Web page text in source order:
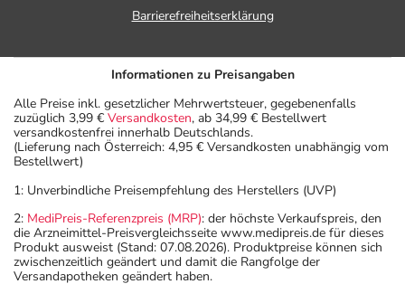
Barrierefreiheitserklärung
Informationen zu Preisangaben
Alle Preise inkl. gesetzlicher Mehrwertsteuer, gegebenenfalls
zuzüglich 3,99 € Versandkosten, ab 34,99 € Bestellwert
versandkostenfrei innerhalb Deutschlands.
(Lieferung nach Österreich: 4,95 € Versandkosten unabhängig vom
Bestellwert)
1: Unverbindliche Preisempfehlung des Herstellers (UVP)
2: MediPreis-Referenzpreis (MRP): der höchste Verkaufspreis, den
die Arzneimittel-Preisvergleichsseite www.medipreis.de für dieses
Produkt ausweist (Stand: 07.08.2026). Produktpreise können sich
zwischenzeitlich geändert und damit die Rangfolge der
Versandapotheken geändert haben.